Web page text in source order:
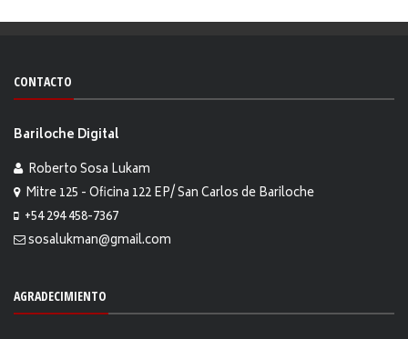
CONTACTO
Bariloche Digital
Roberto Sosa Lukam
Mitre 125 - Oficina 122 EP/ San Carlos de Bariloche
+54 294 458-7367
sosalukman@gmail.com
AGRADECIMIENTO